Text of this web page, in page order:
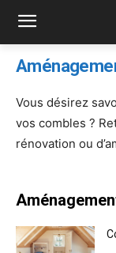
Vous désirez
vos combles ?
rénovation ou